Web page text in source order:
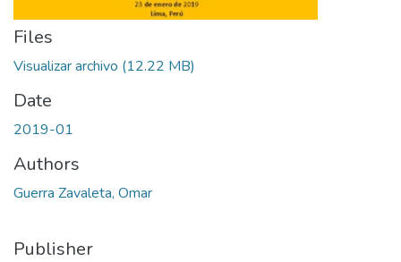
Files
Visualizar archivo (12.22 MB)
Date
2019-01
Authors
Guerra Zavaleta, Omar
Publisher